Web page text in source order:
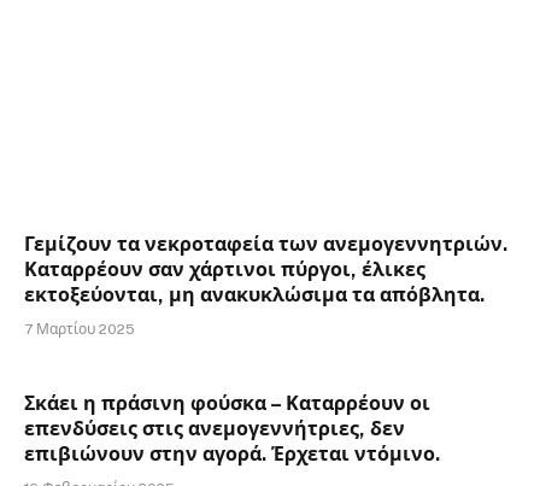
Γεμίζουν τα νεκροταφεία των ανεμογεννητριών.
Καταρρέουν σαν χάρτινοι πύργοι, έλικες
εκτοξεύονται, μη ανακυκλώσιμα τα απόβλητα.
7 Μαρτίου 2025
Σκάει η πράσινη φούσκα – Καταρρέουν οι
επενδύσεις στις ανεμογεννήτριες, δεν
επιβιώνουν στην αγορά. Έρχεται ντόμινο.